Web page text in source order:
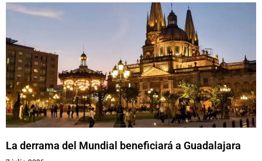
La derrama del Mundial beneficiará a Guadalajara